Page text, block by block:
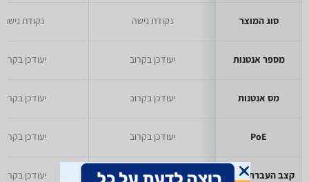
סוג המוצר
מספר אנטנות
מס אנטנות
PoE
נקודת גישה
יעודכן בקרוב
יעודכן בקרוב
יעודכן בקרוב
יעודכן בקרוב
נקודת גישה
יעודכן בקרוב
יעודכן בקרוב
יעודכן בקרוב
יעודכן בקרוב